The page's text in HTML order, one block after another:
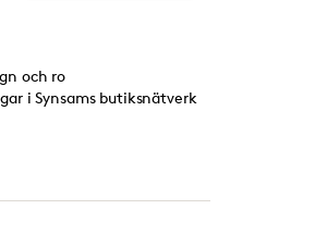
och ro
i Synsams butiksnätverk